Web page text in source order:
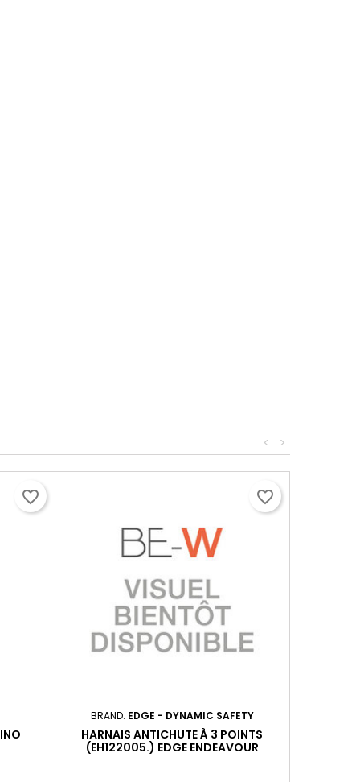
>
<
favorite_border
BRAND: EDGE - DYNAMIC SAFETY
HARNAIS ANTICHUTE À 3 POINTS
(EH122005.) EDGE ENDEAVOUR
favorite_border